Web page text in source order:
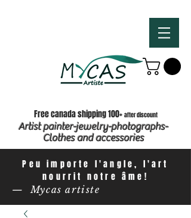
Free canada shipping 100+ after discount
Artist painter-jewelry-photographs-
Clothes and accessories
Peu importe l'angle, l'art
nourrit notre âme!
— Mycas artiste